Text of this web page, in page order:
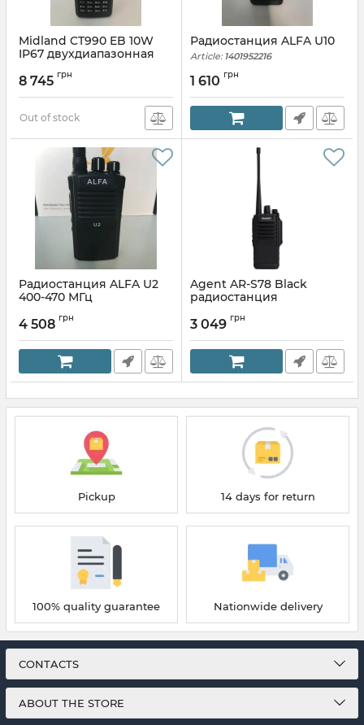
Midland CT990 EB 10W
IP67 двухдиапазонная
Article:1453997851
8 745 грн
Out of stock
Радиостанция ALFA U10
Article:1401952216
1 610 грн
Радиостанция ALFA U2
400-470 МГц
4 508 грн
Agent AR-S78 Black
радиостанция
Article:1096261977
3 049 грн
Pickup 14 days for return
100% quality guarantee Nationwide delivery
CONTACTS
ABOUT THE STORE